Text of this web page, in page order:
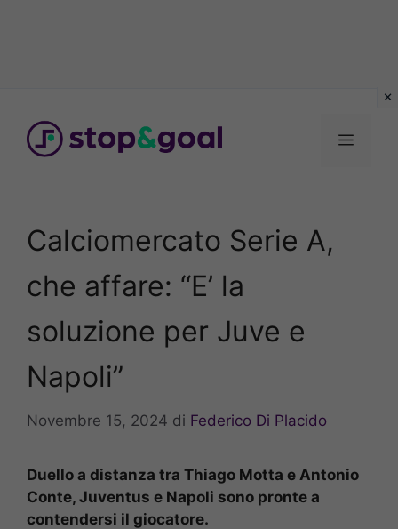
contenuto
Menu
Calciomercato Serie A,
che affare: “E’ la
soluzione per Juve e
Napoli”
Novembre 15, 2024 di Federico Di Placido
Duello a distanza tra Thiago Motta e Antonio
Conte, Juventus e Napoli sono pronte a
contendersi il giocatore.